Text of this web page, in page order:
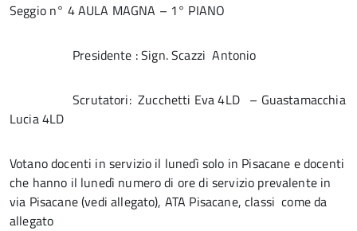
Seggio n° 4 AULA MAGNA – 1° PIANO
Presidente : Sign. Scazzi Antonio
Scrutatori: Zucchetti Eva 4LD – Guastamacchia
Lucia 4LD
Votano docenti in servizio il lunedì solo in Pisacane e docenti
che hanno il lunedì numero di ore di servizio prevalente in
via Pisacane (vedi allegato), ATA Pisacane, classi come da
allegato